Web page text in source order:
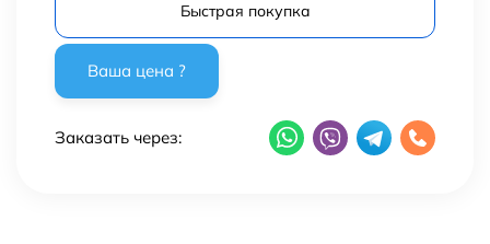
Быстрая покупка
Заказать через: